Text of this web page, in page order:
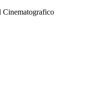
Cinematografico